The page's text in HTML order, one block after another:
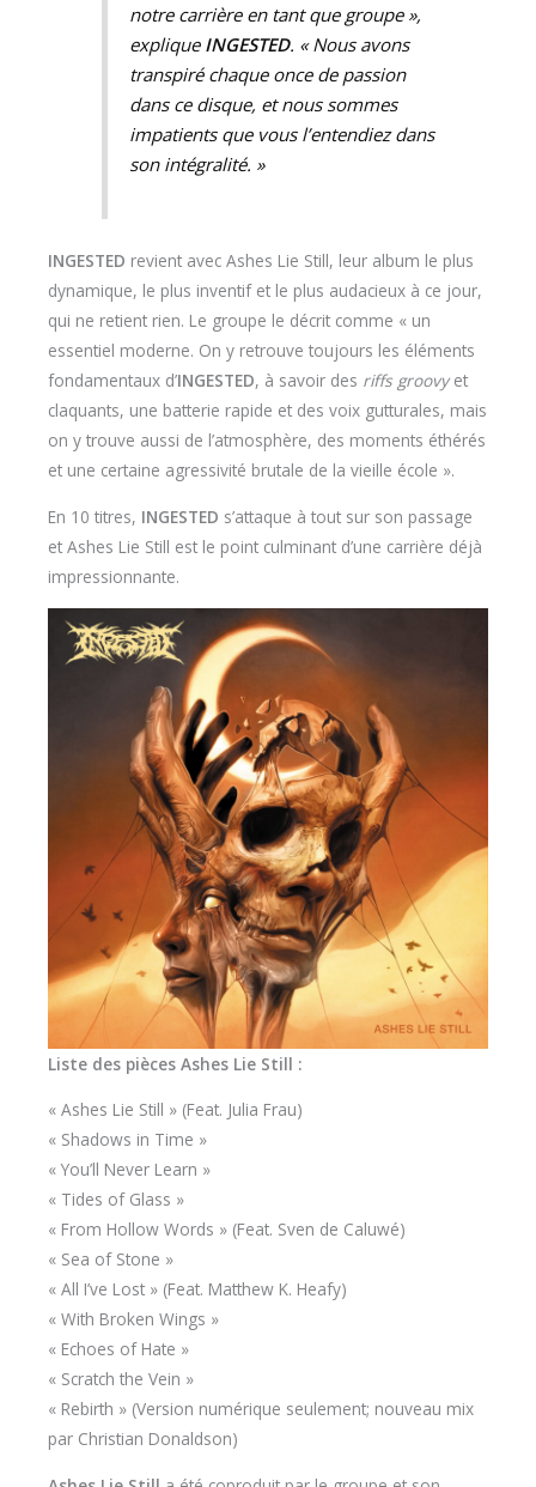
notre carrière en tant que groupe »,
explique INGESTED. « Nous avons
transpiré chaque once de passion
dans ce disque, et nous sommes
impatients que vous l’entendiez dans
son intégralité. »
INGESTED revient avec Ashes Lie Still, leur album le plus
dynamique, le plus inventif et le plus audacieux à ce jour,
qui ne retient rien. Le groupe le décrit comme « un
essentiel moderne. On y retrouve toujours les éléments
fondamentaux d’INGESTED, à savoir des riffs groovyet
claquants, une batterie rapide et des voix gutturales, mais
on y trouve aussi de l’atmosphère, des moments éthérés
et une certaine agressivité brutale de la vieille école ».
En 10 titres, INGESTED s’attaque à tout sur son passage
et Ashes Lie Still est le point culminant d’une carrière déjà
impressionnante.
Liste des pièces Ashes Lie Still :
« Ashes Lie Still » (Feat. Julia Frau)
« Shadows in Time »
« You’ll Never Learn »
« Tides of Glass »
« From Hollow Words » (Feat. Sven de Caluwé)
« Sea of Stone »
« All I’ve Lost » (Feat. Matthew K. Heafy)
« With Broken Wings »
« Echoes of Hate »
« Scratch the Vein »
« Rebirth » (Version numérique seulement; nouveau mix
par Christian Donaldson)